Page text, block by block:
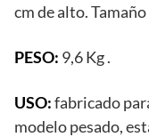
cm de alto.
PESO: 9,6 Kg .
USO:fabricado
modelo pesado,